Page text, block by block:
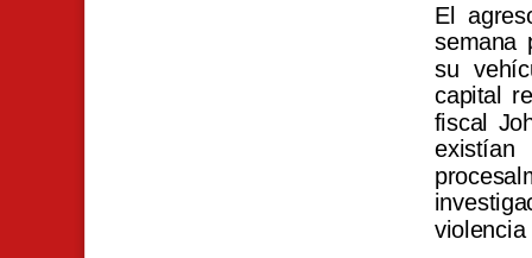
El
semana
su
capital
fiscal
violencia